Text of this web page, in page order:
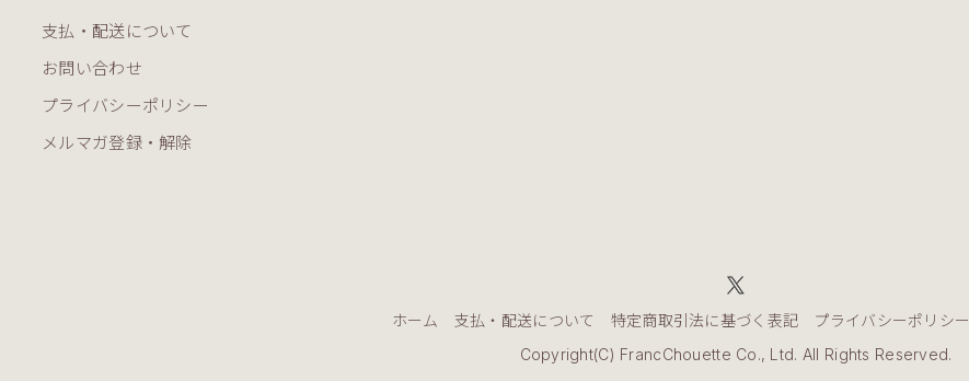
支払・配送について
お問い合わせ
プライバシーポリシー
メルマガ登録・解除
ホーム 支払・配送について 特定商取引法に基づく表記 プライバシーポリシー
Copyright(C) FrancChouette Co., Ltd. All Rights Reserved.